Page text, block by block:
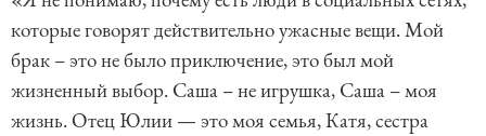
которые говорят действительно ужасные вещи. Мой
брак – это не было приключение, это был мой
жизненный выбор. Саша – не игрушка, Саша – моя
жизнь. Отец Юлии — это моя семья, Катя, сестра